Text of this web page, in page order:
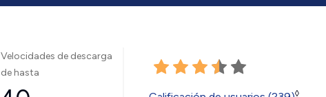
Velocidades de descarga
de hasta
◊